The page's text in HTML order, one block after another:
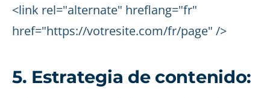
<link rel="alternate" hreflang="fr"
href="https://votresite.com/fr/page" />
5. Estrategia de contenido: